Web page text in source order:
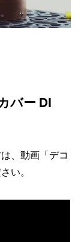
バー DI
、動画「デコ
い。